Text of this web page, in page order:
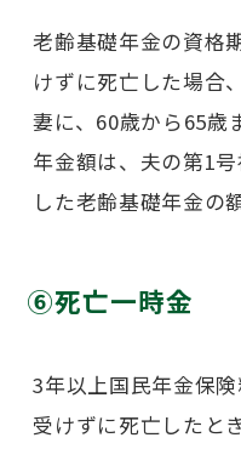
老齢基礎年金の資格
けずに死亡した場合
妻に、60歳から65歳
年金額は、夫の第1
した老齢基礎年金の
⑥死亡一時金
3年以上国民年金保
受けずに死亡したと